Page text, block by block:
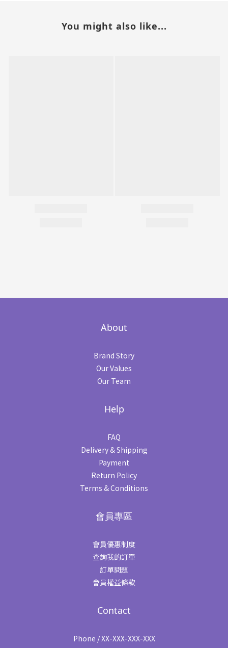
You might also like...
About
Brand Story
Our Values
Our Team
Help
FAQ
Delivery & Shipping
Payment
Return Policy
Terms & Conditions
會員專區
會員優惠制度
查詢我的訂單
訂單問題
會員權益條款
Contact
Phone / XX-XXX-XXX-XXX